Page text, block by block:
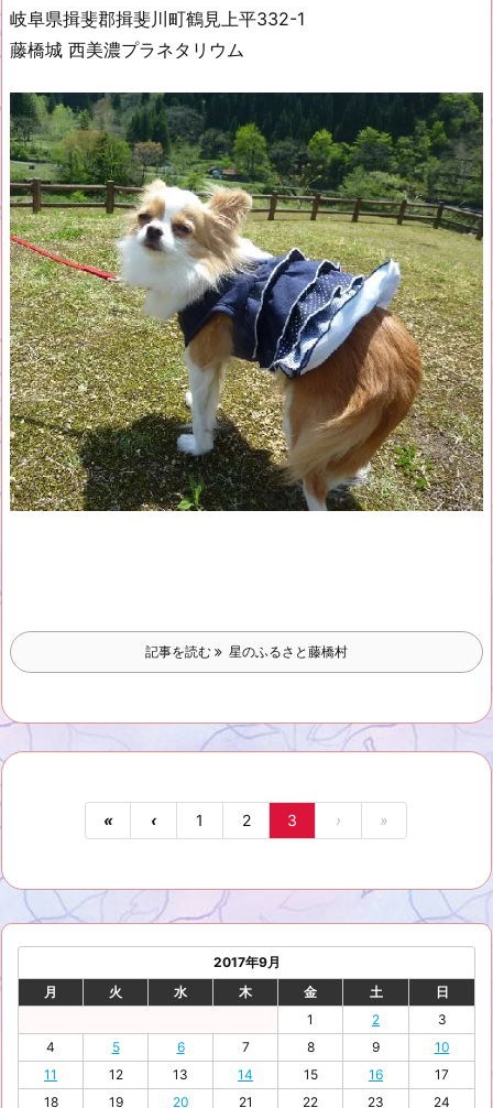
岐阜県揖斐郡揖斐川町鶴見上平332-1
藤橋城 西美濃プラネタリウム
記事を読む 星のふるさと藤橋村
« ‹ 1 2 3 › »
2017年9月
月
火 水 木 金 土
日
1
2
3
4
5 6 7 8 9
10
11
12 13 14 15 16
17
18
19 20 21 22 23 24